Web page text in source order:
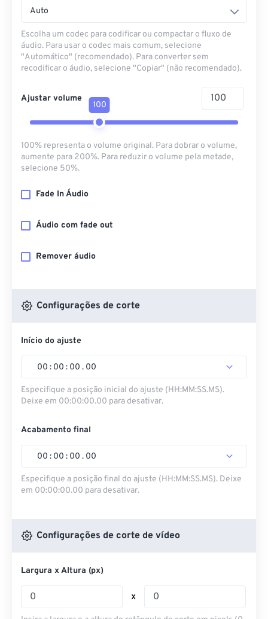
Auto
Escolha um codec para codificar ou compactar o fluxo de
áudio. Para usar o codec mais comum, selecione
"Automático" (recomendado). Para converter sem
recodificar o áudio, selecione "Copiar" (não recomendado).
Ajustar volume
100
100% representa o volume original. Para dobrar o volume,
aumente para 200%. Para reduzir o volume pela metade,
selecione 50%.
Fade In Áudio
Áudio com fade out
Remover áudio
Configurações de corte
Início do ajuste
00 : 00 : 00 . 00
Especifique a posição inicial do ajuste (HH:MM:SS.MS).
Deixe em 00:00:00.00 para desativar.
Acabamento final
00 : 00 : 00 . 00
Especifique a posição final do ajuste (HH:MM:SS.MS). Deixe
em 00:00:00.00 para desativar.
Configurações de corte de vídeo
Largura x Altura (px)
x